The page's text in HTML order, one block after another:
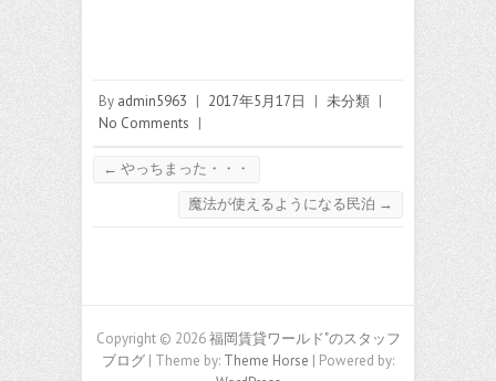
By admin5963 | 2017年5月17日 | 未分類 |
No Comments |
← やっちまった・・・
魔法が使えるようになる民泊 →
Copyright © 2026福岡賃貸ワールド"のスタッフ
ブログ | Theme by: Theme Horse | Powered by: